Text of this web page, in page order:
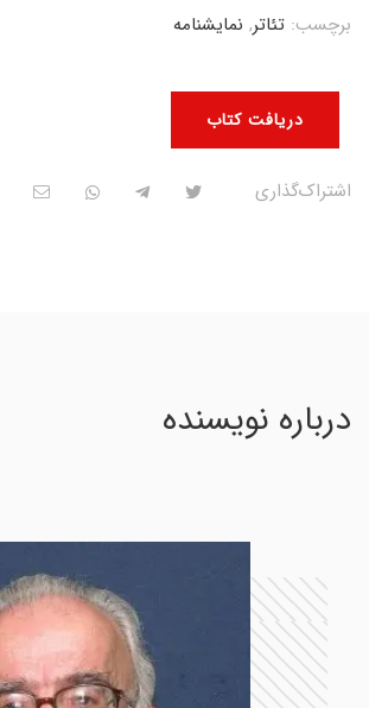
دریافت کتاب
برچسب: تئاتر, نمایشنامه
اشتراک‌گذاری
درباره نویسنده